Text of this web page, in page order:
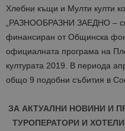
Хлебни къщи и Мулти култи
„РАЗНООБРАЗНИ ЗАЕДНО –
финансиран от Общинска
официалната програма на
културата 2019. В периода
общо 9 подобни събития в
ЗА АКТУАЛНИ НОВИНИ И
ТУРОПЕРАТОРИ И